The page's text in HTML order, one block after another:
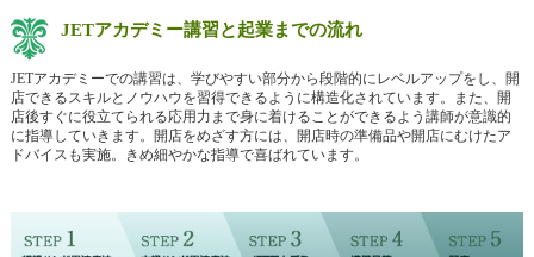
JETアカデミー講習と起業までの流れ
JETアカデミーでの講習は、学びやすい部分から段階的にレベルアップをし、開
店できるスキルとノウハウを習得できるように構造化されています。また、開
店後すぐに役立てられる応用力まで身に着けることができるよう講師が意識的
に指導していきます。開店をめざす方には、開店時の準備品や開店にむけたア
ドバイスも実施。きめ細やかな指導で喜ばれています。